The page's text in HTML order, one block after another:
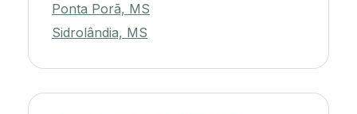
Ponta Porã, MS
Sidrolândia, MS